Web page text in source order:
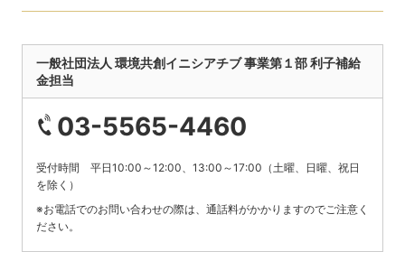
一般社団法人 環境共創イニシアチブ 事業第１部 利子補給
金担当
03-5565-4460
受付時間 平日10:00～12:00、13:00～17:00（土曜、日曜、祝日
を除く）
※お電話でのお問い合わせの際は、通話料がかかりますのでご注意く
ださい。